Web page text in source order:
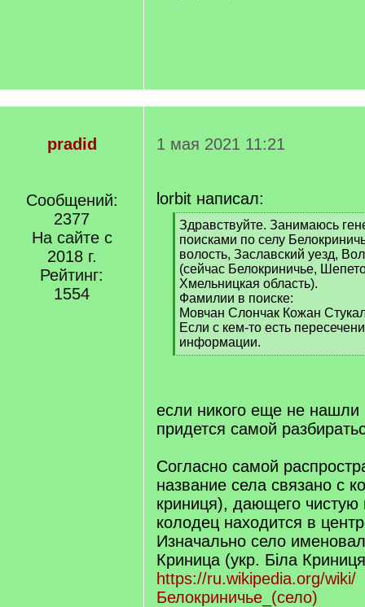
pradid
Сообщений:
2377
На сайте с
2018 г.
Рейтинг:
1554
1 мая 2021 11:21
lorbit написал:
[
q
]
Здравствуйте. Занимаюсь
поисками по селу
волость, Заславский уезд,
(сейчас Белокриничье,
Хмельницкая область).
Фамилии в поиске:
Мовчан Слончак Кожан
Если с кем-то есть
информации.
[
если никого еще не нашли
придется самой
Согласно самой
название села связано с
криниця), дающего
колодец находится в
Изначально село
Криница (укр. Біла
https://ru.wikipedia.org/wiki/
Белокриничье_(село)